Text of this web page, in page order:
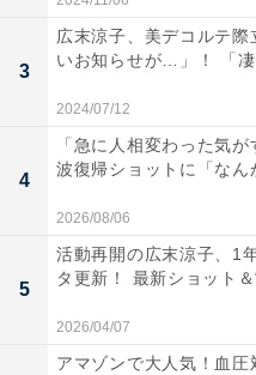
3
広末涼子、美デコルテ際
いお知らせが…」！ 「
2024/07/12
4
「急に人相変わった気
波復帰ショットに「な
2026/08/06
5
活動再開の広末涼子、1
タ更新！ 最新ショット
2026/04/07
アマゾンで大人気！血圧